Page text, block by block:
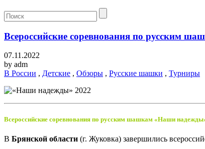
Всероссийские соревнования по русским
07.11.2022
by adm
В России , Детские , Обзоры , Русские шашки , Турниры
Всероссийские соревнования по русским шашкам «Наши
В Брянской области (г. Жуковка) завершились